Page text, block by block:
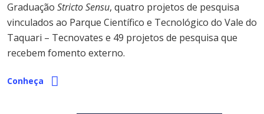
Graduação Stricto Sensu, quatro projetos de pesquisa
vinculados ao Parque Científico e Tecnológico do Vale do
Taquari – Tecnovates e 49 projetos de pesquisa que
recebem fomento externo.
Conheça